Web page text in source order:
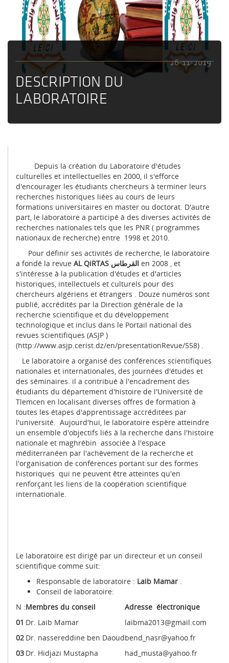
26-11-2019
DESCRIPTION DU
LABORATOIRE
Depuis la création du Laboratoire d'études
culturelles et intellectuelles en 2000, il s'efforce
d'encourager les étudiants chercheurs à terminer leurs
recherches historiques liées au cours de leurs
formations universitaires en master ou doctorat. D'autre
part, le laboratoire a participé à des diverses activités de
recherches nationales tels que les PNR ( programmes
nationaux de recherche) entre 1998 et 2010.
Pour définir ses activités de recherche, le laboratoire
a fondé la revue AL QiRTAS القرطاس en 2008 , et
s'intéresse à la publication d'études et d'articles
historiques, intellectuels et culturels pour des
chercheurs algériens et étrangers . Douze numéros sont
publié, accrédités par la Direction générale de la
recherche scientifique et du développement
technologique et inclus dans le Portail national des
revues scientifiques (ASJP )
(http://www.asjp.cerist.dz/en/presentationRevue/558) .
Le laboratoire a organisé des conférences scientifiques
nationales et internationales, des journées d'études et
des séminaires. il a contribué à l'encadrement des
étudiants du département d'histoire de l'Université de
Tlemcen en localisant diverses offres de formation à
toutes les étapes d'apprentissage accréditées par
l'université. Aujourd'hui, le laboratoire espère atteindre
un ensemble d'objectifs liés à la recherche dans l'histoire
nationale et maghrébin associée à l'espace
méditerranéen par l'achèvement de la recherche et
l'organisation de conférences portant sur des formes
historiques qui ne peuvent être atteintes qu'en
renforçant les liens de la coopération scientifique
internationale.
Le laboratoire est dirigé par un directeur et un conseil
scientifique comme suit:
Responsable de laboratoire : Laib Mamar .
Conseil de laboratoire:
N :Membres du conseil
Adresse électronique
01 Dr. Laib Mamar
laibma2013@gmail.com
02 Dr. nassereddine ben Daoudbend_nasr@yahoo.fr
03 Dr. Hidjazi Mustapha
had_musta@yahoo.fr